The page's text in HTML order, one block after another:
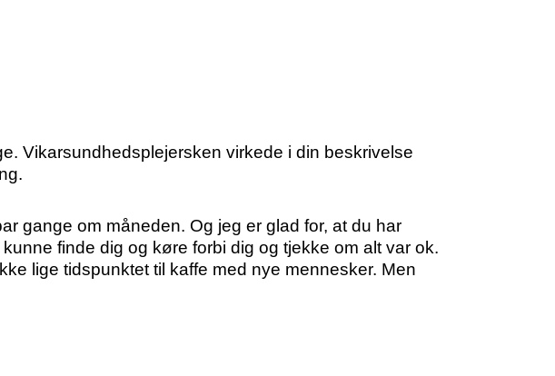
Vikarsundhedsplejersken virkede i din beskrivelse
gange om måneden. Og jeg er glad for, at du har
finde dig og køre forbi dig og tjekke om alt var ok.
lige tidspunktet til kaffe med nye mennesker. Men